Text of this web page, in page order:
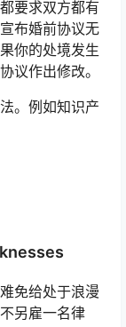
要求双方都有
布婚前协议无
你的处境发生
议作出修改。
。例如知识产
免给处于浪漫
另雇一名律